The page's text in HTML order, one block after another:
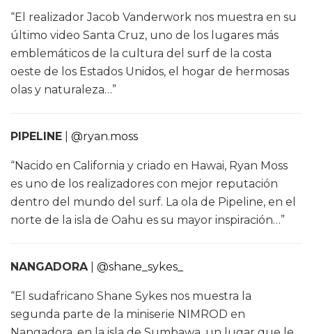
“El realizador Jacob Vanderwork nos muestra en su
último video Santa Cruz, uno de los lugares más
emblemáticos de la cultura del surf de la costa
oeste de los Estados Unidos, el hogar de hermosas
olas y naturaleza…”
PIPELINE @ryan.moss
“Nacido en California y criado en Hawai, Ryan Moss
es uno de los realizadores con mejor reputación
dentro del mundo del surf. La ola de Pipeline, en el
norte de la isla de Oahu es su mayor inspiración…”
NANGADORA| @shane_sykes_
“El sudafricano Shane Sykes nos muestra la
segunda parte de la miniserie NIMROD en